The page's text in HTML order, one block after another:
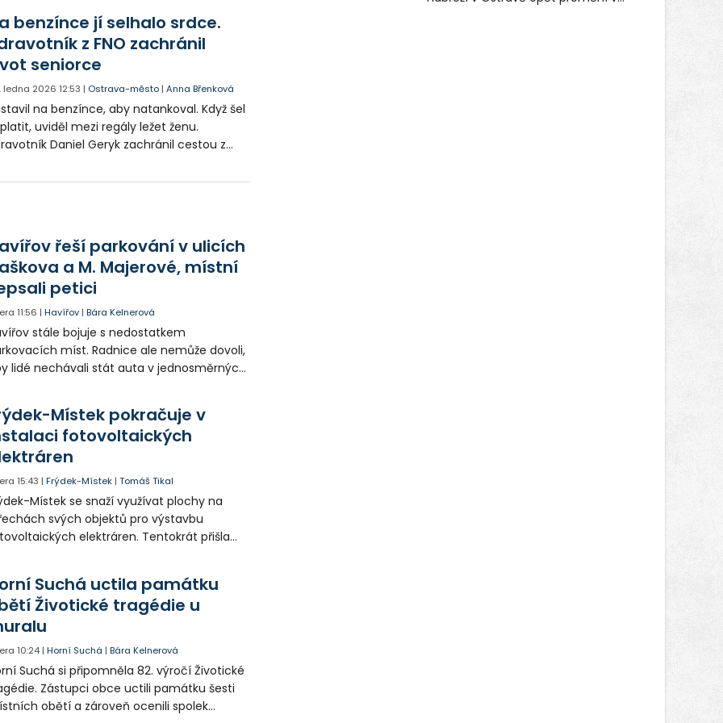
parťáka – svého tátu, který v
pracuje jako dopravní policista.
benzínce jí selhalo srdce.
z FNO zachránil
seniorce
ledna 2026 12:53 | Ostrava-město |Anna Břenková
na benzínce, aby natankoval. Když šel
uviděl mezi regály ležet ženu.
Daniel Geryk zachránil cestou z
společně s kolemjdoucími bojovali o
řeší parkování v ulicích
a M. Majerové, místní
petici
11:56 |Havířov |Bára Kelnerová
stále bojuje s nedostatkem
míst. Radnice ale nemůže dovoli,
lidé nechávali stát auta v jednosměrných
někteří obyvatelé rozhodli sepsat petici.
Místek pokračuje v
fotovoltaických
15:43 |Frýdek-Místek |Tomáš Tikal
Místek se snaží využívat plochy na
svých objektů pro výstavbu
elektráren. Tentokrát přišla
Suchá uctila památku
Životické tragédie u
10:24 |Horní Suchá |Bára Kelnerová
Suchá si připomněla 82. výročí Životické
Zástupci obce uctili památku šesti
obětí a zároveň ocenili spolek